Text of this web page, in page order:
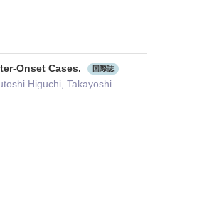
Onset Cases. 国際誌
Higuchi, Takayoshi